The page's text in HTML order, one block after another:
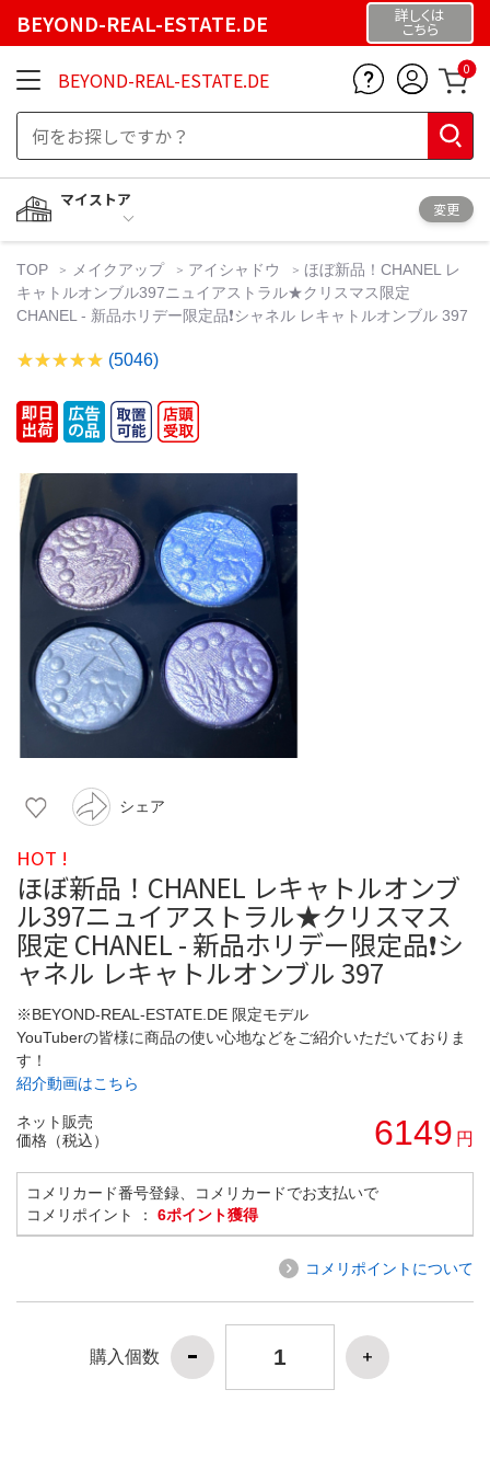
BEYOND-REAL-ESTATE.DE 詳しくは
こちら
BEYOND-REAL-ESTATE.DE 0
マイストア
変更
TOP メイクアップ アイシャドウ
ほぼ新品！CHANEL レ
キャトルオンブル397ニュイアストラル★クリスマス限定
CHANEL - 新品ホリデー限定品❗️シャネル レキャトルオンブル 397
(5046)
シェア
HOT !
ほぼ新品！CHANEL レキャトルオンブ
ル397ニュイアストラル★クリスマス
限定 CHANEL - 新品ホリデー限定品❗️シ
ャネル レキャトルオンブル 397
※BEYOND-REAL-ESTATE.DE 限定モデル
YouTuberの皆様に商品の使い心地などをご紹介いただいておりま
す！
紹介動画はこちら
ネット販売
価格（税込）
6149 円
コメリカード番号登録、コメリカードでお支払いで
コメリポイント ： 6ポイント獲得
コメリポイントについて
購入個数